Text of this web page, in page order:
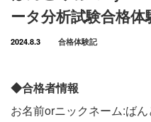
ータ分析試験合格
2024.8.3 合格体験記
◆合格者情報
お名前orニックネーム:ばん